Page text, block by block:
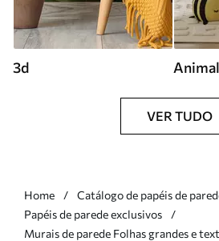
3d Animal
VER TUDO
Home
Catálogo de papéis de
Papéis de parede exclusivos
Murais de parede Folhas grandes e